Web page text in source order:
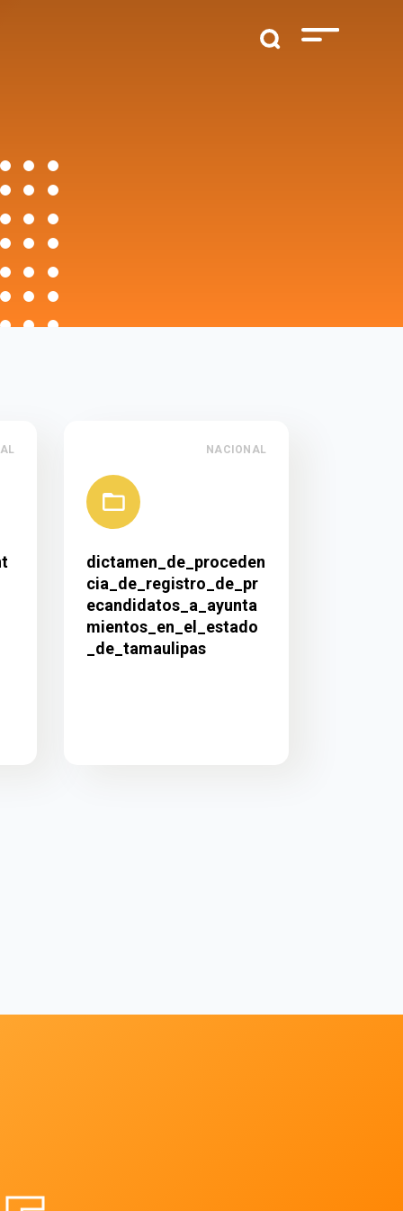
NACIONAL
dictamen_de_proceden
cia_de_registro_de_pr
ecandidatos_a_ayunta
mientos_en_el_estado
_de_tamaulipas